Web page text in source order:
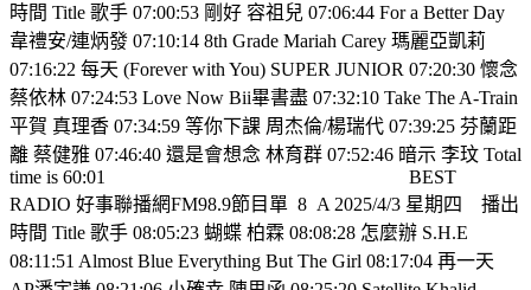
時間 Title 歌手 07:00:53 剛好 容祖兒 07:06:44 For a Better Day
韋禮安/連炳發 07:10:14 8th Grade Mariah Carey 瑪麗亞凱莉
07:16:22 每天 (Forever with You) SUPER JUNIOR 07:20:30 懷念
蔡依林 07:24:53 Love Now Bii畢書盡 07:32:10 Take The A-Train
平賀 真理香 07:34:59 等你下課 周杰倫/楊瑞代 07:39:25 芬蘭距
離 蔡健雅 07:46:40 還是會想念 林育群 07:52:46 暗示 李玟 Total
time is 60:01
BEST
RADIO 好事聯播網FM98.9節目單 8 A 2025/4/3 星期四
播出
時間 Title 歌手 08:05:23 蝴蝶 柏霖 08:08:28 怎麼辦 S.H.E
08:11:51 Almost Blue Everything But The Girl 08:17:04 再一天